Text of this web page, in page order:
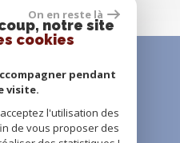
adhérents
On en reste là
notre site
cookies
pendant
visite.
l'utilisation des
de vous proposer des